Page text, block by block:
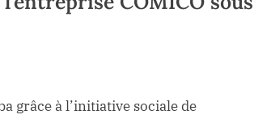
grâce à l’initiative sociale de